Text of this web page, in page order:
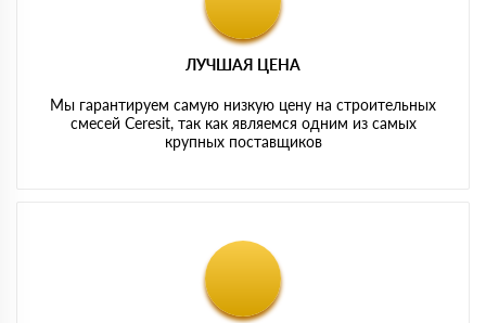
ЛУЧШАЯ ЦЕНА
Мы гарантируем самую низкую цену на строительных
смесей Ceresit, так как являемся одним из самых
крупных поставщиков